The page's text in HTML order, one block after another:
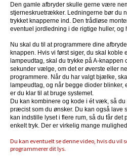
Den gamle afbryder skulle gerne være
stjerneskruetrækker. Ledningerne bør du
trykket knapperne ind. Den trådløse
eventuel jordledning i de rigtige huller, og
Nu skal du til at programmere dine
knappen. Hvis vi først siger, du skal koble
lampeudtag, skal du trykke på A-knappen
sekunder vælge, om det er øverste eller
programmere. Når du har valgt bjælke,
lampeudtag, og når begge dioder blinker,
er du klar til at bruge systemet.
Du kan kombinere og kode i ét væk, så du
præcist som du ønsker. Du kan også lave
kan indstille lyset i flere rum, så du får
enkelt tryk. Der er virkelig mange
Du kan eventuelt se denne video, hvis du vil
programmerer dit lys.